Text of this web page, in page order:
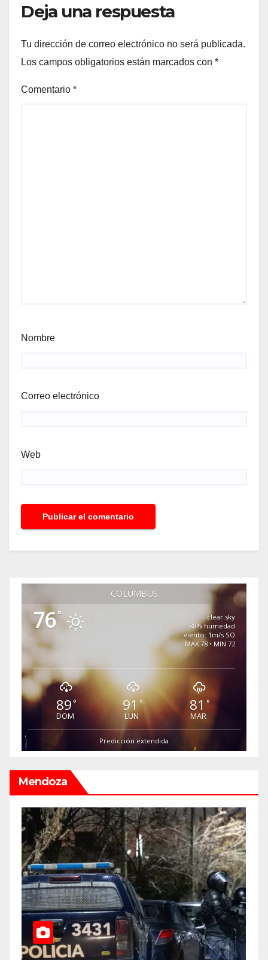
Deja una respuesta
Tu dirección de correo electrónico no será publicada.
Los campos obligatorios están marcados con *
Comentario *
Nombre
Correo electrónico
Web
COLUMBUS
76°
clear sky
88% humedad
viento: 1m/s SO
MAX 78 • MIN 72
89°
DOM
91°
LUN
81 °
MAR
Predicción extendida
Mendoza